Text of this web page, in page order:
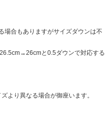
場合もありますがサイズダウンは不
と0.5ダウンで対応する
より異なる場合が御座います。